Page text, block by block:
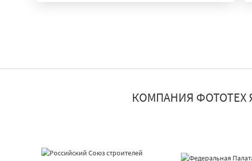
КОМПАНИЯ ФОТОТЕХ